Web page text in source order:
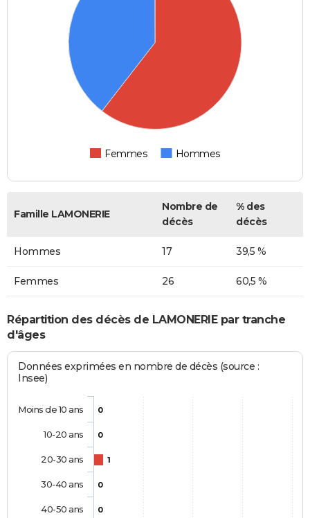
Femmes Hommes
Famille LAMONERIE
Nombre de
décès
% des
décès
Hommes 17 39,5 %
Femmes 26 60,5 %
Répartition des décès de LAMONERIE par tranche
d'âges
Données exprimées en nombre de décès (source :
Insee)
0
0
1
0
0
Moins de 10 ans
10-20 ans
20-30 ans
30-40 ans
40-50 ans